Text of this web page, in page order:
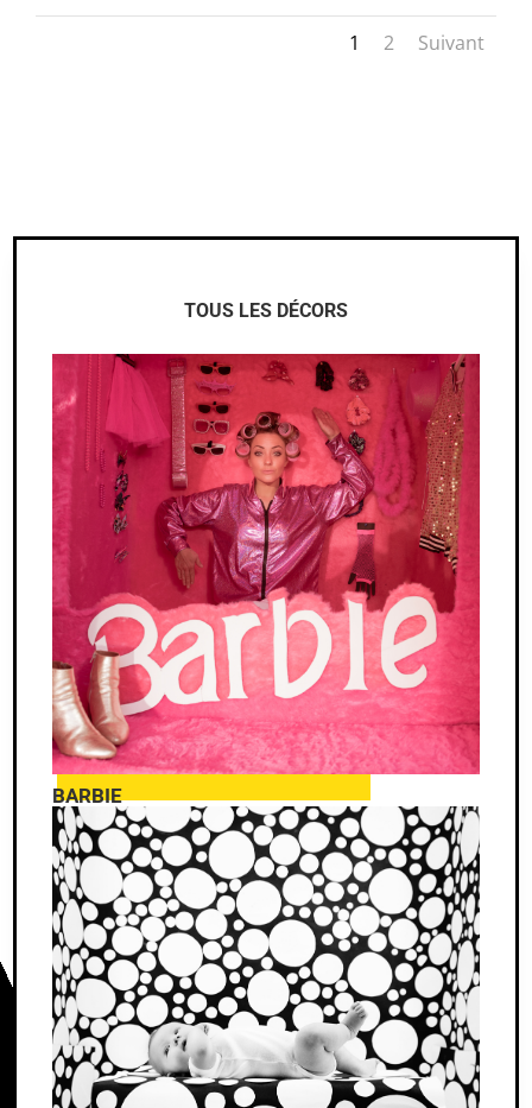
1 2 Suivant
TOUS LES DÉCORS
BARBIE